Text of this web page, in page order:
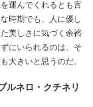
運んでくれるとも言
時期でも、人に優し
美しさに気づく余裕
にいられるのは、そ
大きいと思うのだ。
ルネロ・クチネリ